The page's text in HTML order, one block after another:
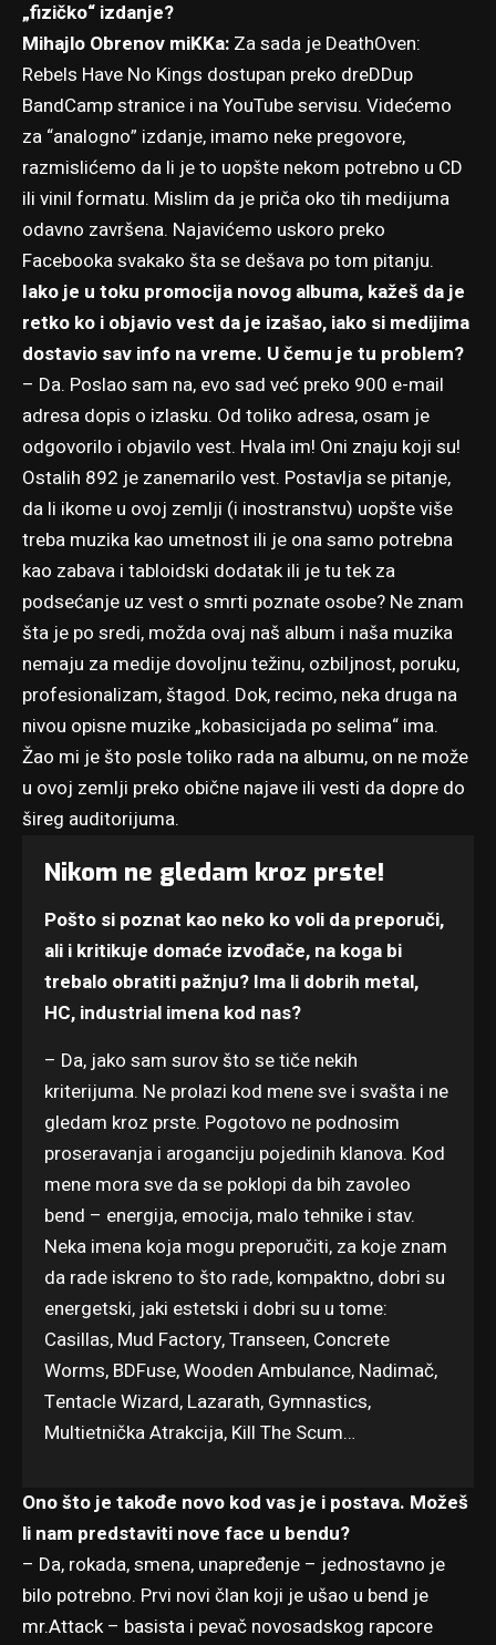
„fizičko“ izdanje?
Mihajlo Obrenov miKKa: Za sada je DeathOven:
Rebels Have No Kings dostupan preko dreDDup
BandCamp stranice i na YouTube servisu. Videćemo
za “analogno” izdanje, imamo neke pregovore,
razmislićemo da li je to uopšte nekom potrebno u CD
ili vinil formatu. Mislim da je priča oko tih medijuma
odavno završena. Najavićemo uskoro preko
Facebooka svakako šta se dešava po tom pitanju.
Iako je u toku promocija novog albuma, kažeš da je
retko ko i objavio vest da je izašao, iako si medijima
dostavio sav info na vreme. U čemu je tu problem?
– Da. Poslao sam na, evo sad već preko 900 e-mail
adresa dopis o izlasku. Od toliko adresa, osam je
odgovorilo i objavilo vest. Hvala im! Oni znaju koji su!
Ostalih 892 je zanemarilo vest. Postavlja se pitanje,
da li ikome u ovoj zemlji (i inostranstvu) uopšte više
treba muzika kao umetnost ili je ona samo potrebna
kao zabava i tabloidski dodatak ili je tu tek za
podsećanje uz vest o smrti poznate osobe? Ne znam
šta je po sredi, možda ovaj naš album i naša muzika
nemaju za medije dovoljnu težinu, ozbiljnost, poruku,
profesionalizam, štagod. Dok, recimo, neka druga na
nivou opisne muzike „kobasicijada po selima“ ima.
Žao mi je što posle toliko rada na albumu, on ne može
u ovoj zemlji preko obične najave ili vesti da dopre do
šireg auditorijuma.
Nikom ne gledam kroz prste!
Pošto si poznat kao neko ko voli da preporuči,
ali i kritikuje domaće izvođače, na koga bi
trebalo obratiti pažnju? Ima li dobrih metal,
HC, industrial imena kod nas?
– Da, jako sam surov što se tiče nekih
kriterijuma. Ne prolazi kod mene sve i svašta i ne
gledam kroz prste. Pogotovo ne podnosim
proseravanja i aroganciju pojedinih klanova. Kod
mene mora sve da se poklopi da bih zavoleo
bend – energija, emocija, malo tehnike i stav.
Neka imena koja mogu preporučiti, za koje znam
da rade iskreno to što rade, kompaktno, dobri su
energetski, jaki estetski i dobri su u tome:
Casillas, Mud Factory, Transeen, Concrete
Worms, BDFuse, Wooden Ambulance, Nadimač,
Tentacle Wizard, Lazarath, Gymnastics,
Multietnička Atrakcija, Kill The Scum…
Ono što je takođe novo kod vas je i postava. Možeš
li nam predstaviti nove face u bendu?
– Da, rokada, smena, unapređenje – jednostavno je
bilo potrebno. Prvi novi član koji je ušao u bend je
mr.Attack – basista i pevač novosadskog rapcore